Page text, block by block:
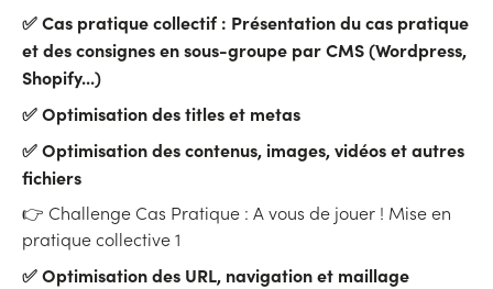
✅ Cas pratique collectif : Présentation du cas pratique
et des consignes en sous-groupe par CMS (Wordpress,
Shopify...)
✅ Optimisation des titles et metas
✅ Optimisation des contenus, images, vidéos et autres
fichiers
👉 Challenge Cas Pratique : A vous de jouer ! Mise en
pratique collective 1
✅ Optimisation des URL, navigation et maillage